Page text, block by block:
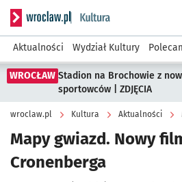
Serwis informacyjny wroclaw.pl
Aktualności Wydział Kultury
WROCŁAW Stadion na Brochowie z
sportowców | ZDJĘCIA
wroclaw.pl Kultura Aktualności
Mapy gwiazd. Nowy
Cronenberga